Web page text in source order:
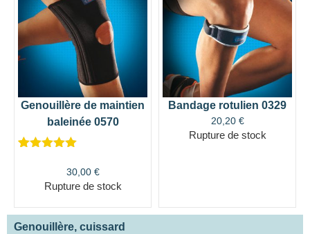
Genouillère, cuissard
Genouillère de maintien
baleinée 0570
basé sur
notation
30,00 €
Rupture de stock
Bandage rotulien 0329
20,20 €
Rupture de stock